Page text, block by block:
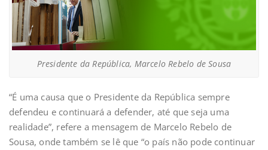
Presidente da República, Marcelo Rebelo de Sousa
“É uma causa que o Presidente da República sempre
defendeu e continuará a defender, até que seja uma
realidade”, refere a mensagem de Marcelo Rebelo de
Sousa, onde também se lê que “o país não pode continuar